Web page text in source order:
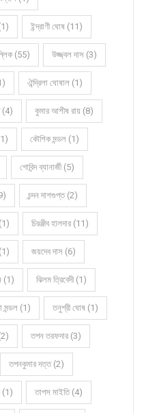
ইন্দ্রাণী ঘোষ (11)
(55) উজ্জ্বল দাস (3)
ঐন্দ্রিলা ঘোষাল (1)
(4) কুমার আশীষ রায় (8)
কৌশিক মন্ডল (1)
গোবিন্দ ব্যানার্জী (5)
চন্দন দাশগুপ্ত (2)
(1) চিরঞ্জীব হালদার (11)
(1) জয়দেব দাস (6)
(1) ঝিলম ত্রিবেদী (1)
মন্ডল (1) তনুশ্রী ঘোষ (1)
তপন তরফদার (3)
তপনকুমার দত্ত (2)
(1) তাপস মাইতি (4)